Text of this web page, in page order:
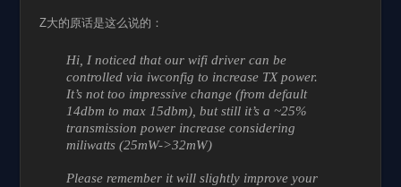
Z大的原话是这么说的：
Hi, I noticed that our wifi driver can be
controlled via iwconfig to increase TX power.
It’s not too impressive change (from default
14dbm to max 15dbm), but still it’s a ~25%
transmission power increase considering
miliwatts (25mW->32mW)
Please remember it will slightly improve your